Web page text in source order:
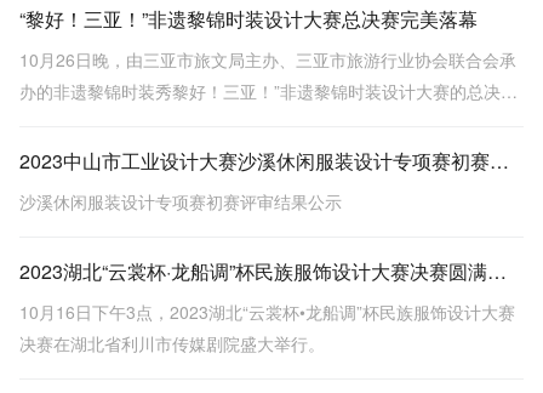
“黎好！三亚！”非遗黎锦时装设计大赛总决赛完美落幕
10月26日晚，由三亚市旅文局主办、三亚市旅游行业协会联合会承
办的非遗黎锦时装秀黎好！三亚！”非遗黎锦时装设计大赛的总决赛
2023中山市工业设计大赛沙溪休闲服装设计专项赛初赛评审结果公示
沙溪休闲服装设计专项赛初赛评审结果公示
2023湖北“云裳杯·龙船调”杯民族服饰设计大赛决赛圆满落幕
10月16日下午3点，2023湖北“云裳杯•龙船调”杯民族服饰设计大赛
决赛在湖北省利川市传媒剧院盛大举行。